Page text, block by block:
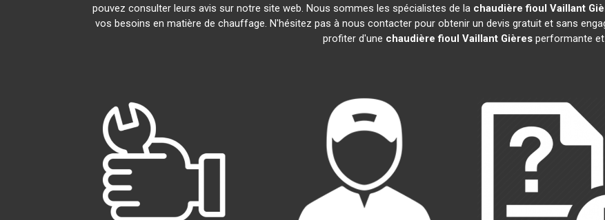
pouvez consulter leurs avis sur notre site web. Nous sommes les spécialistes de la chaudière fioul Vaillant
vos besoins en matière de chauffage. N'hésitez pas à nous contacter pour obtenir un devis gratuit et sans
profiter d'une chaudière fioul Vaillant Gières performante et